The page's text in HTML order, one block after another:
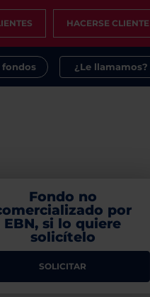
HACERSE CLIENTE
fondos ¿Le llamamos?
Fondo no
por
EBN, si lo quiere
solicítelo
SOLICITAR